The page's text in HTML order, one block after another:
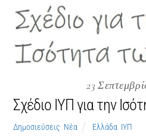
23
Σχέδιο ΙΥΠ για την
Δημοσιεύσεις Νέα Ελλάδα, ΙΥΠ